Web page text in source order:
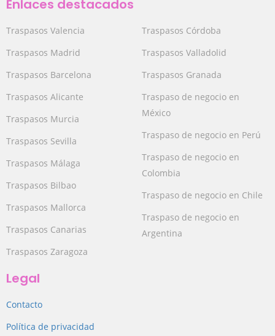
Enlaces destacados
Traspasos Valencia
Traspasos Madrid
Traspasos Barcelona
Traspasos Alicante
Traspasos Murcia
Traspasos Sevilla
Traspasos Málaga
Traspasos Bilbao
Traspasos Mallorca
Traspasos Canarias
Traspasos Zaragoza
Traspasos Córdoba
Traspasos Valladolid
Traspasos Granada
Traspaso de negocio en
México
Traspaso de negocio en Perú
Traspaso de negocio en
Colombia
Traspaso de negocio en Chile
Traspaso de negocio en
Argentina
Legal
Contacto
Política de privacidad